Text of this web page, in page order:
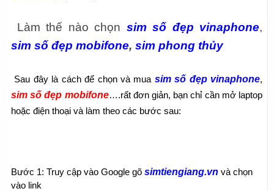
Làm thế nào chọn sim số đẹp vinaphone,
sim số đẹp mobifone, sim phong thủy
Sau đây là cách để chọn và mua sim số đẹp vinaphone
sim số đẹp mobifone….rất đơn giản, bạn chỉ cần mở laptop
hoặc điện thoại và làm theo các bước sau:
Bước 1: Truy cập vào Google gõ simtiengiang.vn và chọn
vào link